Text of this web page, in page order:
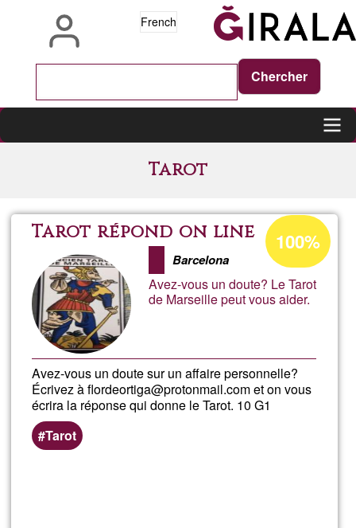
French
Tarot
Tarot répond on line
Barcelona
Avez-vous un doute? Le Tarot
de Marseille peut vous aider.
Avez-vous un doute sur un affaire personnelle?
Écrivez à flordeortiga@protonmail.com et on vous
écrira la réponse qui donne le Tarot. 10 G1
Tarot
Pourcentage
d'acceptation
de
Ğ1
100%